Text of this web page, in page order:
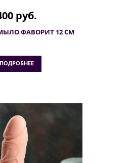
руб.
ФАВОРИТ 12 СМ
ПОДРОБНЕЕ